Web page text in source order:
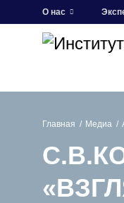
О нас
Главная Медиа